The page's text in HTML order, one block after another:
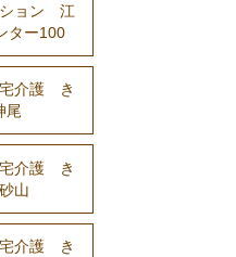
ション 江
ター100
介護 き
尾
介護 き
山
介護 き